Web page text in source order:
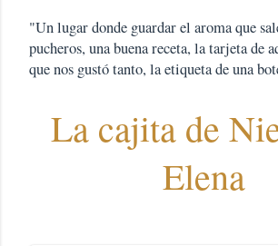
"Un lugar donde guardar el aroma que
pucheros, una buena receta, la tarjeta de
que nos gustó tanto, la etiqueta de una
La cajita de
Elena